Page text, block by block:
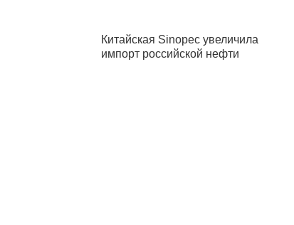
Китайская Sinopec увеличила
импорт российской нефти